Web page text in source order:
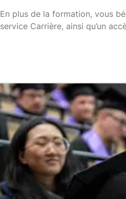
En plus de la formation, vous
service Carrière, ainsi qu’un